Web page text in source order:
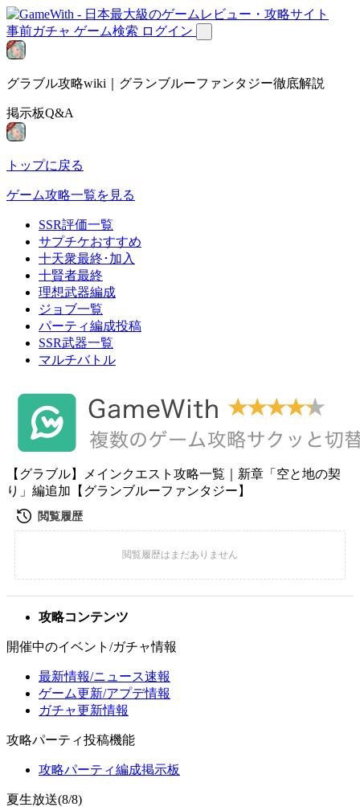
事前ガチャ ゲーム検索 ログイン
グラブル攻略wiki｜グランブルーファンタジー徹底解説
掲示板Q&A
トップに戻る
ゲーム攻略一覧を見る
SSR評価一覧
サプチケおすすめ
十天衆最終･加入
十賢者最終
理想武器編成
ジョブ一覧
パーティ編成投稿
SSR武器一覧
マルチバトル
【グラブル】メインクエスト攻略一覧｜新章「空と地の契
り」編追加【グランブルーファンタジー】
攻略コンテンツ
開催中のイベント/ガチャ情報
最新情報/ニュース速報
ゲーム更新/アプデ情報
ガチャ更新情報
攻略パーティ投稿機能
攻略パーティ編成掲示板
夏生放送(8/8)